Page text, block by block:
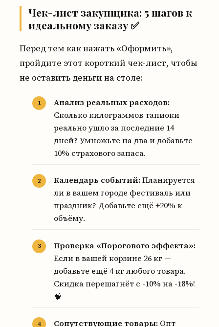
Чек-лист закупщика: 5 шагов к
идеальному заказу ✅
Перед тем как нажать «Оформить»,
пройдите этот короткий чек-лист, чтобы
не оставить деньги на столе:
Анализ реальных расходов:
Сколько килограммов тапиоки
реально ушло за последние 14
дней? Умножьте на два и добавьте
10% страхового запаса.
Календарь событий:Планируется
ли в вашем городе фестиваль или
праздник? Добавьте ещё +20% к
объёму.
Проверка «Порогового эффекта»:
Если в вашей корзине 26 кг —
добавьте ещё 4 кг любого товара.
Скидка перешагнёт с -10% на -18%!
🧠
Сопутствующие товары: Опт